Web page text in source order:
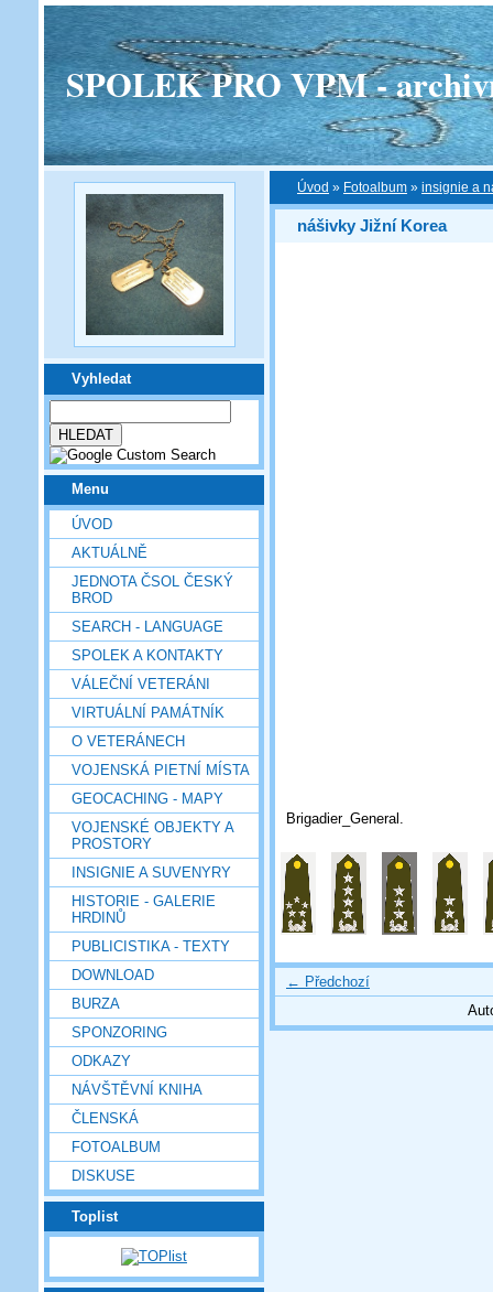
SPOLEK PRO VPM -
Vyhledat
Menu
ÚVOD
AKTUÁLNĚ
JEDNOTA ČSOL ČESKÝ
BROD
SEARCH - LANGUAGE
SPOLEK A KONTAKTY
VÁLEČNÍ VETERÁNI
VIRTUÁLNÍ PAMÁTNÍK
O VETERÁNECH
VOJENSKÁ PIETNÍ MÍSTA
GEOCACHING - MAPY
VOJENSKÉ OBJEKTY A
PROSTORY
INSIGNIE A SUVENYRY
HISTORIE - GALERIE
HRDINŮ
PUBLICISTIKA - TEXTY
DOWNLOAD
BURZA
SPONZORING
ODKAZY
NÁVŠTĚVNÍ KNIHA
ČLENSKÁ
FOTOALBUM
DISKUSE
Toplist
Úvod » Fotoalbum » insignie a
nášivky Jižní Korea
Brigadier_General.
← Předchozí